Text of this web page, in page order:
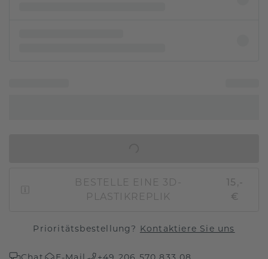
BESTELLE EINE 3D-
PLASTIKREPLIK
15,-
€
Prioritätsbestellung? Kontaktiere Sie uns